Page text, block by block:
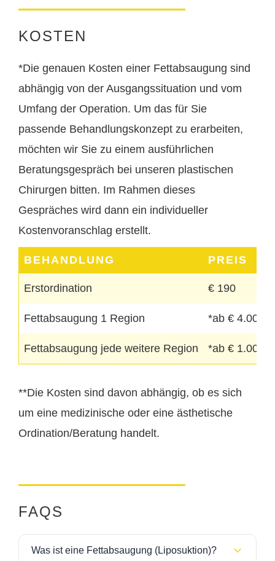
KOSTEN
*Die genauen Kosten einer Fettabsaugung sind
abhängig von der Ausgangssituation und vom
Umfang der Operation. Um das für Sie
passende Behandlungskonzept zu erarbeiten,
möchten wir Sie zu einem ausführlichen
Beratungsgespräch bei unseren plastischen
Chirurgen bitten. Im Rahmen dieses
Gespräches wird dann ein individueller
Kostenvoranschlag erstellt.
BEHANDLUNG PREIS
Erstordination € 190
Fettabsaugung 1 Region *ab € 4.000**
Fettabsaugung jede weitere Region *ab € 1.000
**Die Kosten sind davon abhängig, ob es sich
um eine medizinische oder eine ästhetische
Ordination/Beratung handelt.
FAQS
Was ist eine Fettabsaugung (Liposuktion)?